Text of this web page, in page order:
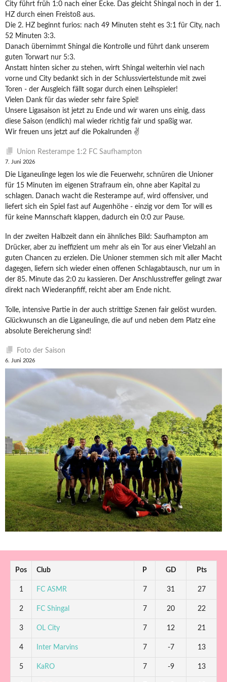
City führt früh 1:0 nach einer Ecke. Das gleicht Shingal noch in der 1.
HZ durch einen Freistoß aus.
Die 2. HZ beginnt furios: nach 49 Minuten steht es 3:1 für City, nach
52 Minuten 3:3.
Danach übernimmt Shingal die Kontrolle und führt dank unserem
guten Torwart nur 5:3.
Anstatt hinten sicher zu stehen, wirft Shingal weiterhin viel nach
vorne und City bedankt sich in der Schlussviertelstunde mit zwei
Toren - der Ausgleich fällt sogar durch einen Leihspieler!
Vielen Dank für das wieder sehr faire Spiel!
Unsere Ligasaison ist jetzt zu Ende und wir waren uns einig, dass
diese Saison (endlich) mal wieder richtig fair und spaßig war.
Wir freuen uns jetzt auf die Pokalrunden ✌️
Union Resterampe 1:2 FC Saufhampton
7. Juni 2026
Die Liganeulinge legen los wie die Feuerwehr, schnüren die Unioner
für 15 Minuten im eigenen Strafraum ein, ohne aber Kapital zu
schlagen. Danach wacht die Resterampe auf, wird offensiver, und
liefert sich ein Spiel fast auf Augenhöhe - einzig vor dem Tor will es
für keine Mannschaft klappen, dadurch ein 0:0 zur Pause.
In der zweiten Halbzeit dann ein ähnliches Bild: Saufhampton am
Drücker, aber zu ineffizient um mehr als ein Tor aus einer Vielzahl an
guten Chancen zu erzielen. Die Unioner stemmen sich mit aller Macht
dagegen, liefern sich wieder einen offenen Schlagabtausch, nur um in
der 85. Minute das 2:0 zu kassieren. Der Anschlusstreffer gelingt zwar
direkt nach Wiederanpfiff, reicht aber am Ende nicht.
Tolle, intensive Partie in der auch strittige Szenen fair gelöst wurden.
Glückwunsch an die Liganeulinge, die auf und neben dem Platz eine
absolute Bereicherung sind!
Foto der Saison
6. Juni 2026
Pos Club P GD Pts
1 FC ASMR 7 31 27
2 FC Shingal 7 20 22
3 OL City 7 12 21
4 Inter Marvins 7 -7 13
5 KaRO 7 -9 13